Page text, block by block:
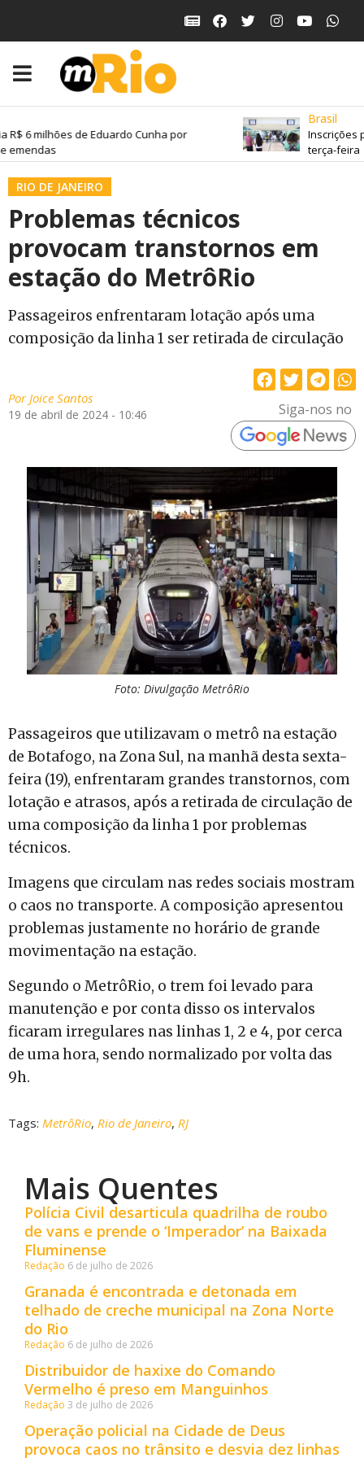
R$ 6 milhões de Eduardo Cunha por
emendas
Brasil
Inscrições
terça-feira
RIO DE JANEIRO
Problemas técnicos
provocam transtornos em
estação do MetrôRio
Passageiros enfrentaram lotação após uma
composição da linha 1 ser retirada de circulação
PorJoice Santos
19 de abril de 2024 - 10:46 Siga-nos no
Foto: Divulgação MetrôRio
Passageiros que utilizavam o metrô na estação
de Botafogo, na Zona Sul, na manhã desta sexta-
feira (19), enfrentaram grandes transtornos, com
lotação e atrasos, após a retirada de circulação de
uma composição da linha 1 por problemas
técnicos.
Imagens que circulam nas redes sociais mostram
o caos no transporte. A composição apresentou
problemas justamente no horário de grande
movimentação na estação.
Segundo o MetrôRio, o trem foi levado para
manutenção e por conta disso os intervalos
ficaram irregulares nas linhas 1, 2 e 4, por cerca
de uma hora, sendo normalizado por volta das
9h.
Tags: MetrôRio, Rio de Janeiro, RJ
Mais Quentes
Polícia Civil desarticula quadrilha de roubo
de vans e prende o ‘Imperador’ na Baixada
Fluminense
Redação 6 de julho de 2026
Granada é encontrada e detonada em
telhado de creche municipal na Zona Norte
do Rio
Redação 6 de julho de 2026
Distribuidor de haxixe do Comando
Vermelho é preso em Manguinhos
Redação 3 de julho de 2026
Operação policial na Cidade de Deus
provoca caos no trânsito e desvia dez linhas